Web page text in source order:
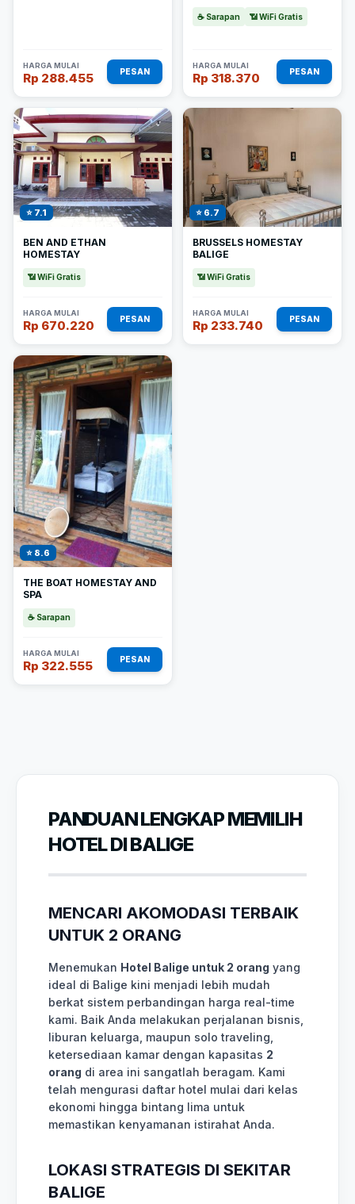
HARGA MULAI
Rp 288.455 PESAN
☕ Sarapan 📶 WiFi Gratis
HARGA MULAI
Rp 318.370 PESAN
⭐ 7.1
BEN AND ETHAN
HOMESTAY
📶 WiFi Gratis
HARGA MULAI
Rp 670.220 PESAN
⭐ 6.7
BRUSSELS HOMESTAY
BALIGE
📶 WiFi Gratis
HARGA MULAI
Rp 233.740 PESAN
⭐ 8.6
THE BOAT HOMESTAY AND
SPA
☕ Sarapan
HARGA MULAI
Rp 322.555 PESAN
PANDUAN LENGKAP MEMILIH
HOTEL DI BALIGE
MENCARI AKOMODASI TERBAIK
UNTUK 2 ORANG
Menemukan Hotel Balige untuk 2 orang yang
ideal di Balige kini menjadi lebih mudah
berkat sistem perbandingan harga real-time
kami. Baik Anda melakukan perjalanan bisnis,
liburan keluarga, maupun solo traveling,
ketersediaan kamar dengan kapasitas 2
orang di area ini sangatlah beragam. Kami
telah mengurasi daftar hotel mulai dari kelas
ekonomi hingga bintang lima untuk
memastikan kenyamanan istirahat Anda.
LOKASI STRATEGIS DI SEKITAR
BALIGE